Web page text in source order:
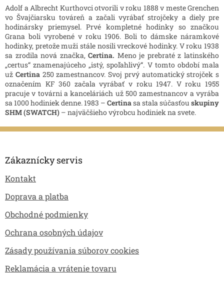
l
á
d
a
c
i
e
p
r
v
k
y
v
ý
Adolf a Albrecht Kurthovci otvorili v roku 1888 v meste Grenchen
vo Švajčiarsku továreň a začali vyrábať strojčeky a diely pre
hodinársky priemysel. Prvé kompletné hodinky so značkou
Grana boli vyrobené v roku 1906. Boli to dámske náramkové
hodinky, pretože muži stále nosili vreckové hodinky. V roku 1938
sa zrodila nová značka,Certina. Meno je prebraté z latinského
„certus“ znamenajúceho „istý, spoľahlivý“. V tomto období mala
už Certina250 zamestnancov. Svoj prvý automatický strojček s
označením KF 360 začala vyrábať v roku 1947. V roku 1955
pracuje v továrni a kanceláriách už 500 zamestnancov a vyrába
sa 1000 hodiniek denne. 1983 – Certinasa stala súčasťou skupiny
SHM (SWATCH) – najväčšieho výrobcu hodiniek na svete.
Zákaznícky servis
Kontakt
Doprava a platba
Obchodné podmienky
Ochrana osobných údajov
Zásady používania súborov cookies
Reklamácia a vrátenie tovaru